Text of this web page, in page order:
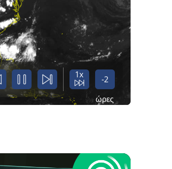
1x
-2
ώρες